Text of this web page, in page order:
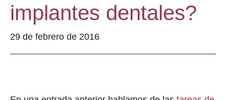
implantes dentales?
29 de febrero de 2016